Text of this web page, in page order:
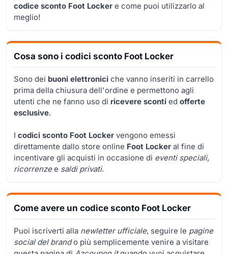
codice sconto Foot Locker e come puoi utilizzarlo al
meglio!
Cosa sono i codici sconto Foot Locker
Sono dei buoni elettronici che vanno inseriti in carrello
prima della chiusura dell'ordine e permettono agli
utenti che ne fanno uso di ricevere sconti ed offerte
esclusive.
I codici sconto Foot Locker vengono emessi
direttamente dallo store online Foot Locker al fine di
incentivare gli acquisti in occasione di eventi speciali,
ricorrenzee saldi privati.
Come avere un codice sconto Foot Locker
Puoi iscriverti alla newletter ufficiale, seguire le pagine
social del brando più semplicemente venire a visitare